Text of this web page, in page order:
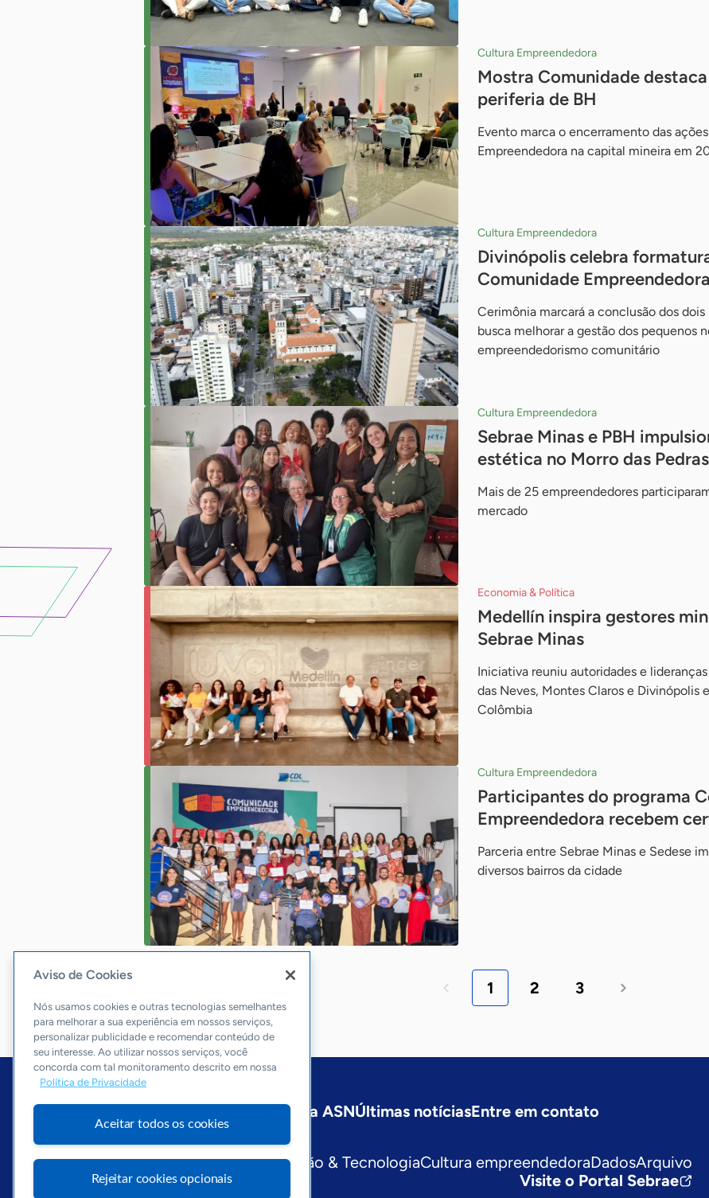
Cultura Empreendedora
Mostra Comunidade
periferia de BH
Evento marca o encerramento das
Empreendedora na capital mineira em
Cultura Empreendedora
Divinópolis celebra
Comunidade Empreendedora
Cerimônia marcará a conclusão dos
busca melhorar a gestão dos pequenos
empreendedorismo comunitário
Cultura Empreendedora
Sebrae Minas e PBH
estética no Morro das
Mais de 25 empreendedores
mercado
Economia & Política
Medellín inspira gestores
Sebrae Minas
Iniciativa reuniu autoridades e
das Neves, Montes Claros e Divinópolis
Colômbia
Cultura Empreendedora
Participantes do programa
Empreendedora recebem
Parceria entre Sebrae Minas e Sedese
diversos bairros da cidade
1 2 3
Sobre a ASNÚltimas notíciasEntre em contato
Editorias
Economia & PolíticaInovação & TecnologiaCultura empreendedoraDadosArquivo
Visite o Portal Sebrae
Aviso de Cookies
Nós usamos cookies e outras tecnologias semelhantes
para melhorar a sua experiência em nossos serviços,
personalizar publicidade e recomendar conteúdo de
seu interesse. Ao utilizar nossos serviços, você
concorda com tal monitoramento descrito em nossa
Política de Privacidade
Aceitar todos os cookies
Rejeitar cookies opcionais